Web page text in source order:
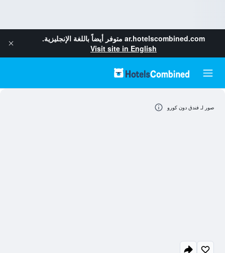
ar.hotelscombined.com متوفر أيضاً باللغة الإنجليزية.
Visit site in English
صور لـ فندق دون كورو